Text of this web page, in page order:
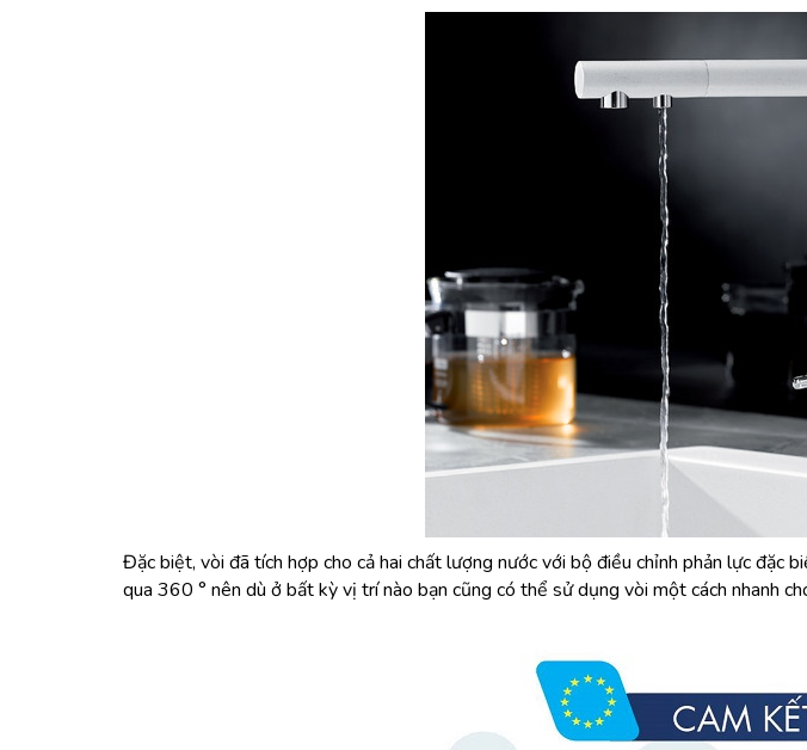
Đặc biệt, vòi đã tích hợp cho cả hai chất lượng nước với bộ điều chỉnh phản lực đặc
qua 360 ° nên dù ở bất kỳ vị trí nào bạn cũng có thể sử dụng vòi một cách nhanh